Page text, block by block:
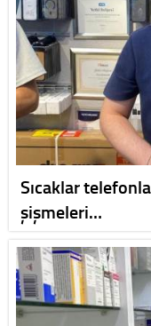
Sıcaklar
şişmeleri…